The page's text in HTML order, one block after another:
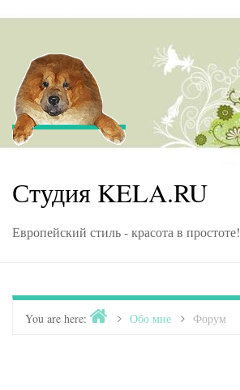
Студия KELA.RU
Европейский стиль - красота в простоте!
You are here: HomeОбо мне Форум